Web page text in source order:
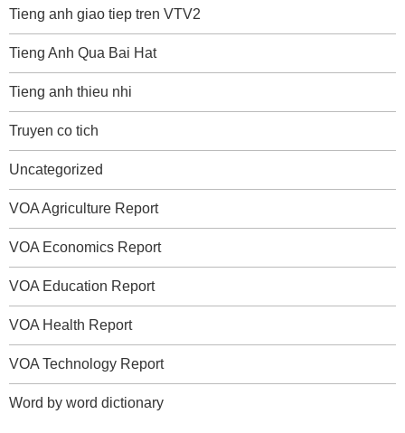
Tieng anh giao tiep tren VTV2
Tieng Anh Qua Bai Hat
Tieng anh thieu nhi
Truyen co tich
Uncategorized
VOA Agriculture Report
VOA Economics Report
VOA Education Report
VOA Health Report
VOA Technology Report
Word by word dictionary